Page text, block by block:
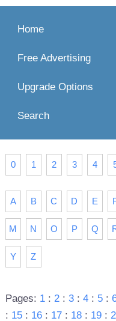
Home
Free Advertising
Upgrade Options
Search
0 1 2 3 4
A B C D E
M N O P Q
Y Z
Pages: 1: 2: 3: 4: 5:
: 15: 16: 17: 18: 19: